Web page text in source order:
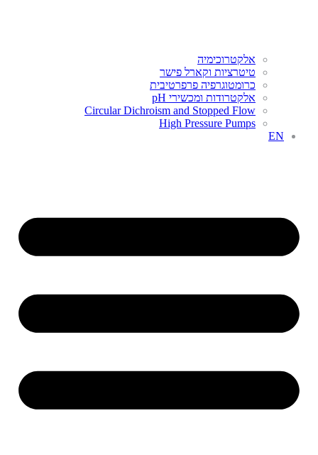
אלקטרוכימיה
טיטרציות וקארל פישר
כרומטוגרפיה פרפרטיבית
אלקטרודות ומכשירי pH
Circular Dichroism and Stopped Flow
High Pressure Pumps
EN